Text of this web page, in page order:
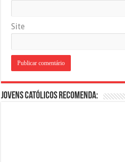
Site
Jovens Católicos Recomenda: